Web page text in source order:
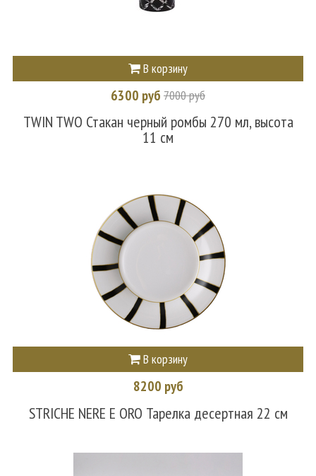
В корзину
6300 руб 7000 руб
TWIN TWO Стакан черный ромбы 270 мл, высота
11 см
В корзину
8200 руб
STRICHE NERE E ORO Тарелка десертная 22 см